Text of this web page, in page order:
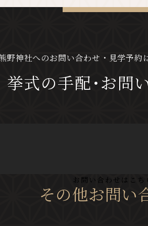
野神社へのお問い合わせ・見学予約
挙式の手配･お問
お問い合わせはこち
その他お問い